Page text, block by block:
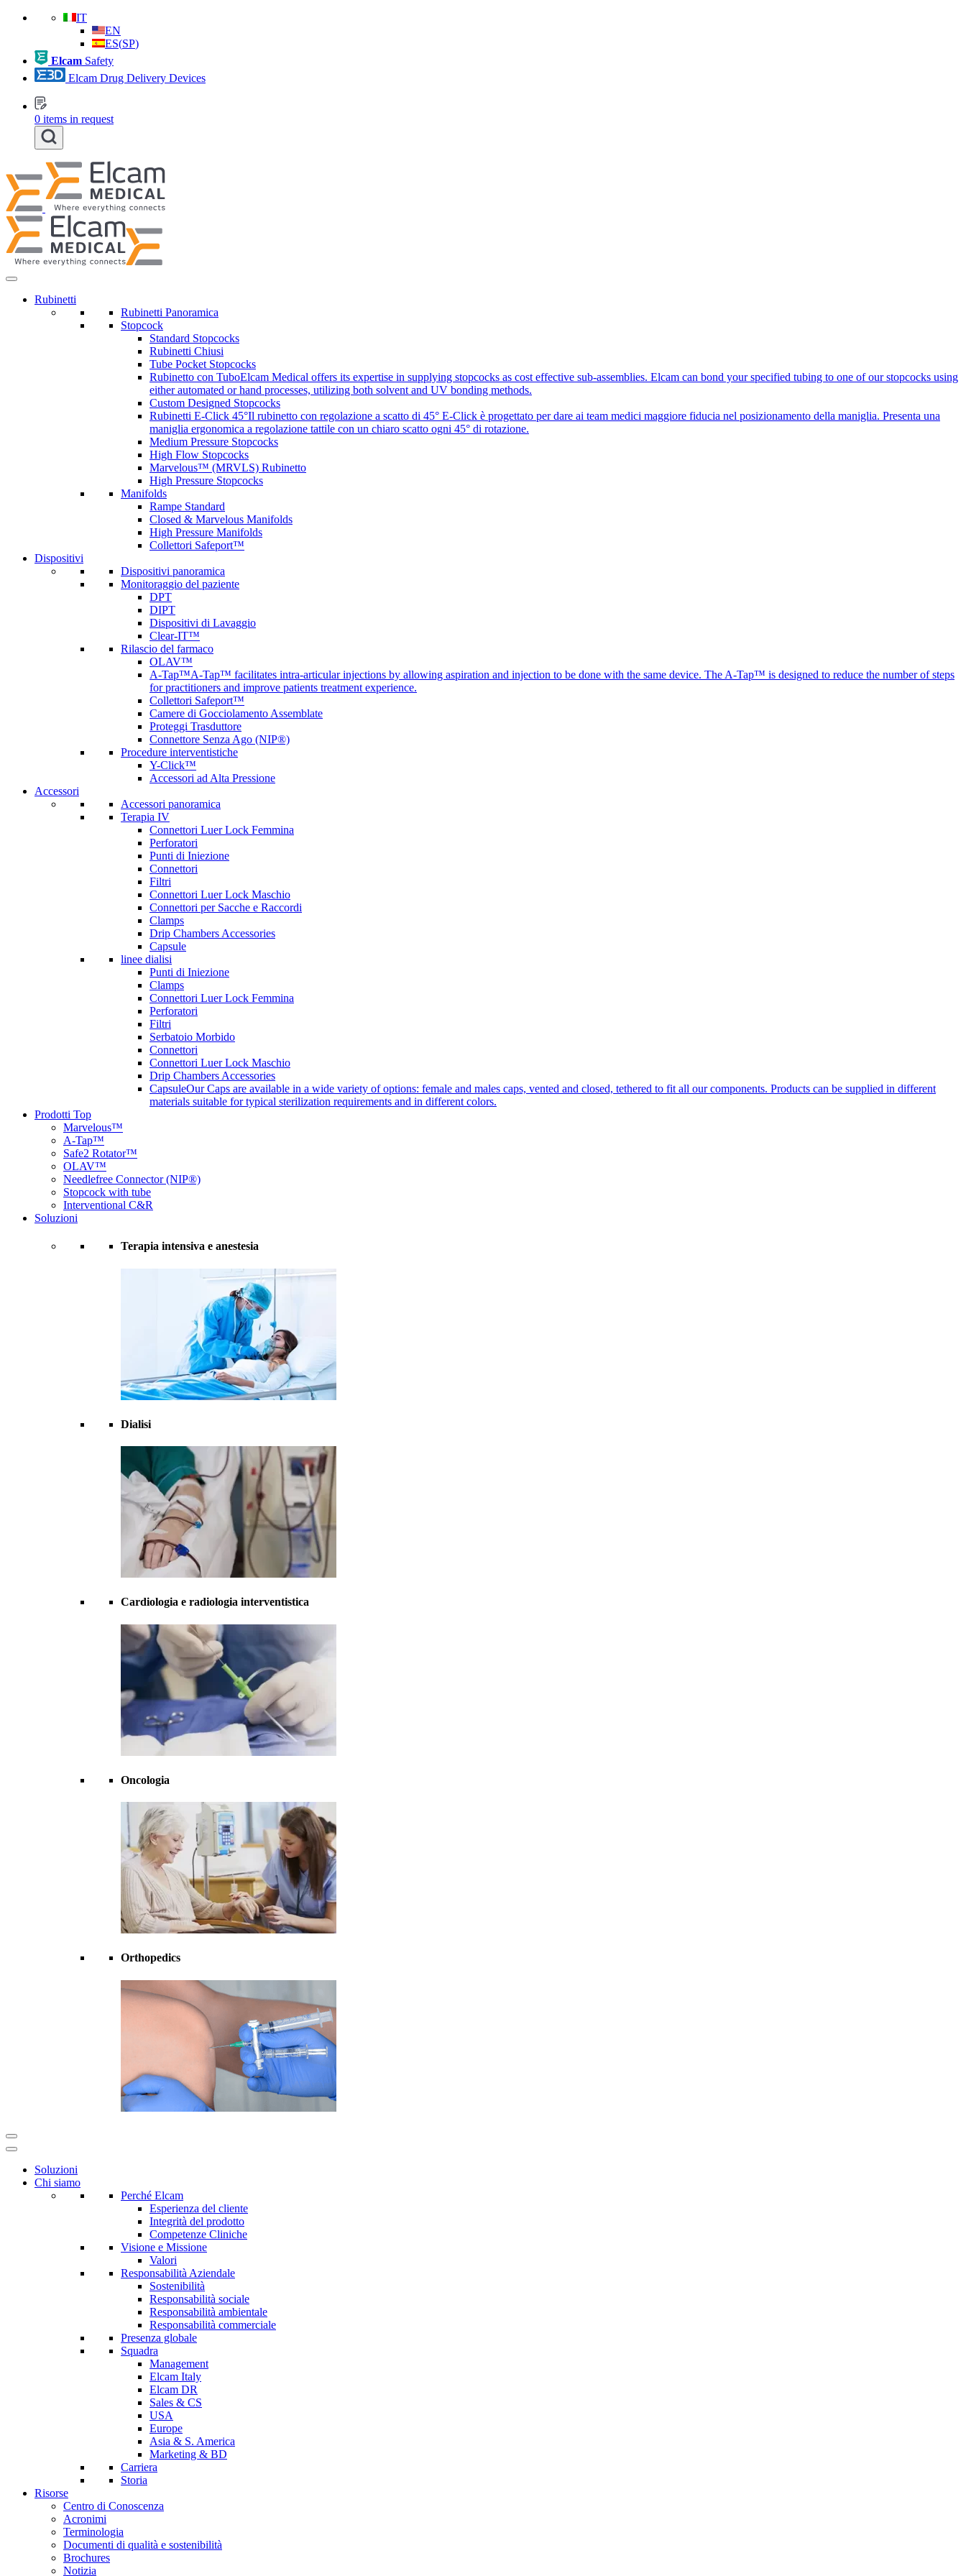
IT
EN
ES(SP)
Elcam Safety
Elcam Drug Delivery Devices
0 items in request
Rubinetti
Rubinetti Panoramica
Stopcock
Standard Stopcocks
Rubinetti Chiusi
Tube Pocket Stopcocks
Rubinetto con TuboElcam Medical offers its expertise in supplying stopcocks as cost effective sub-assemblies. Elcam can bond your specified tubing to one of our stopcocks using
either automated or hand processes, utilizing both solvent and UV bonding methods.
Custom Designed Stopcocks
Rubinetti E-Click 45°Il rubinetto con regolazione a scatto di 45° E-Click è progettato per dare ai team medici maggiore fiducia nel posizionamento della maniglia. Presenta una
maniglia ergonomica a regolazione tattile con un chiaro scatto ogni 45° di rotazione.
Medium Pressure Stopcocks
High Flow Stopcocks
Marvelous™ (MRVLS) Rubinetto
High Pressure Stopcocks
Manifolds
Rampe Standard
Closed & Marvelous Manifolds
High Pressure Manifolds
Collettori Safeport™
Dispositivi
Dispositivi panoramica
Monitoraggio del paziente
DPT
DIPT
Dispositivi di Lavaggio
Clear-IT™
Rilascio del farmaco
OLAV™
A-Tap™A-Tap™ facilitates intra-articular injections by allowing aspiration and injection to be done with the same device. The A-Tap™ is designed to reduce the number of steps
for practitioners and improve patients treatment experience.
Collettori Safeport™
Camere di Gocciolamento Assemblate
Proteggi Trasduttore
Connettore Senza Ago (NIP®)
Procedure interventistiche
Y-Click™
Accessori ad Alta Pressione
Accessori
Accessori panoramica
Terapia IV
Connettori Luer Lock Femmina
Perforatori
Punti di Iniezione
Connettori
Filtri
Connettori Luer Lock Maschio
Connettori per Sacche e Raccordi
Clamps
Drip Chambers Accessories
Capsule
linee dialisi
Punti di Iniezione
Clamps
Connettori Luer Lock Femmina
Perforatori
Filtri
Serbatoio Morbido
Connettori
Connettori Luer Lock Maschio
Drip Chambers Accessories
CapsuleOur Caps are available in a wide variety of options: female and males caps, vented and closed, tethered to fit all our components. Products can be supplied in different
materials suitable for typical sterilization requirements and in different colors.
Prodotti Top
Marvelous™
A-Tap™
Safe2 Rotator™
OLAV™
Needlefree Connector (NIP®)
Stopcock with tube
Interventional C&R
Soluzioni
Terapia intensiva e anestesia
Dialisi
Cardiologia e radiologia interventistica
Oncologia
Orthopedics
Soluzioni
Chi siamo
Perché Elcam
Esperienza del cliente
Integrità del prodotto
Competenze Cliniche
Visione e Missione
Valori
Responsabilità Aziendale
Sostenibilità
Responsabilità sociale
Responsabilità ambientale
Responsabilità commerciale
Presenza globale
Squadra
Management
Elcam Italy
Elcam DR
Sales & CS
USA
Europe
Asia & S. America
Marketing & BD
Carriera
Storia
Risorse
Centro di Conoscenza
Acronimi
Terminologia
Documenti di qualità e sostenibilità
Brochures
Notizia